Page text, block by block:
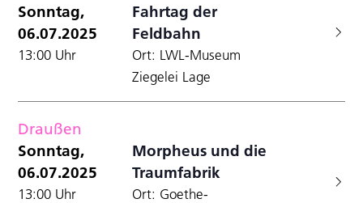
Sonntag,
06.07.2025
Fahrtag der
Feldbahn
13:00 Uhr
Ort: LWL-Museum
Ziegelei Lage
Draußen
Sonntag,
06.07.2025
Morpheus und die
Traumfabrik
13:00 Uhr
Ort: Goethe-